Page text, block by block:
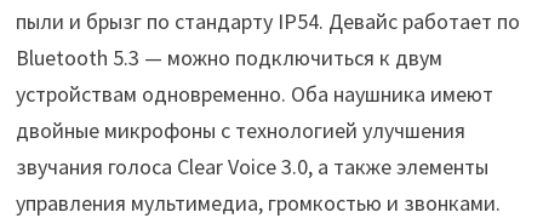
пыли и брызг по стандарту IP54. Девайс работает по
Bluetooth 5.3 — можно подключиться к двум
устройствам одновременно. Оба наушника имеют
двойные микрофоны с технологией улучшения
звучания голоса Clear Voice 3.0, а также элементы
управления мультимедиа, громкостью и звонками.